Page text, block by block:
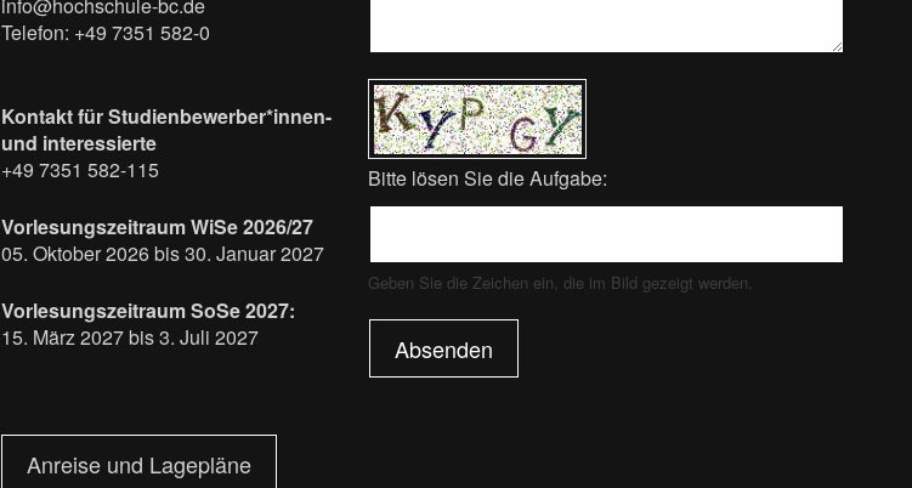
Telefon: +49 7351 582-0
Kontakt für Studienbewerber*innen-
und interessierte
+49 7351 582-115
Vorlesungszeitraum WiSe 2026/27
05. Oktober 2026 bis 30. Januar 2027
Vorlesungszeitraum SoSe 2027:
15. März 2027 bis 3. Juli 2027
Anreise und Lagepläne
Bitte lösen Sie die Aufgabe:
Geben Sie die Zeichen ein, die im Bild gezeigt werden.
Absenden